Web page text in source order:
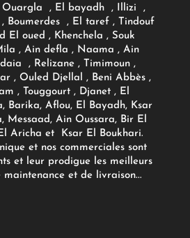
Ouargla , El bayadh , Illizi ,
Boumerdes , El taref , Tindouf
El oued , Khenchela , Souk
, Ain defla , Naama , Ain
, Relizane , Timimoun ,
, Ouled Djellal , Beni Abbès ,
, Touggourt , Djanet , El
Barika, Aflou, El Bayadh, Ksar
Messaad, Ain Oussara, Bir El
Aricha et Ksar El Boukhari.
et nos commerciales sont
et leur prodigue les meilleurs
maintenance et de livraison...